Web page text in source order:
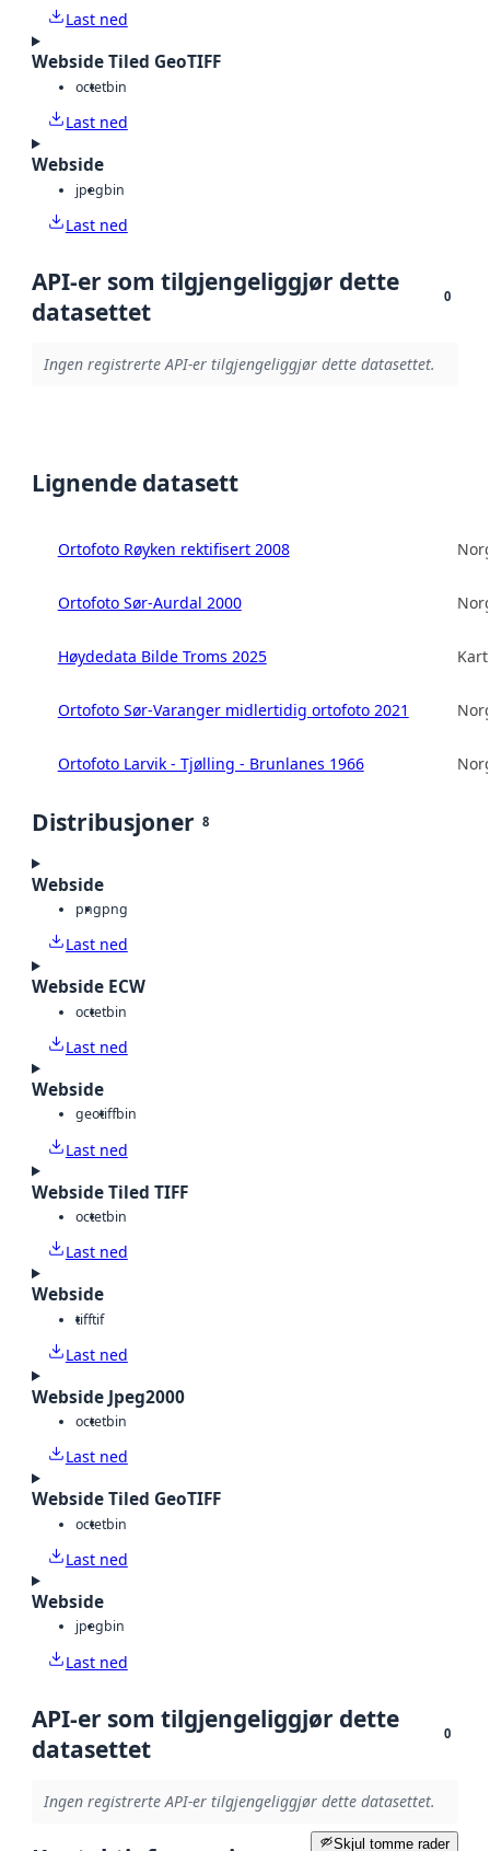
Last ned
Webside Tiled GeoTIFF
octetbin
Last ned
Webside
jpegbin
Last ned
API-er som tilgjengeliggjør dette
datasettet
0
Ingen registrerte API-er tilgjengeliggjør dette datasettet.
Lignende datasett
Ortofoto Røyken rektifisert 2008
Ortofoto Sør-Aurdal 2000
Høydedata Bilde Troms 2025
Ortofoto Sør-Varanger midlertidig ortofoto 2021
Ortofoto Larvik - Tjølling - Brunlanes 1966
Distribusjoner 8
Webside
pngpng
Last ned
Webside ECW
octetbin
Last ned
Webside
geotiffbin
Last ned
Webside Tiled TIFF
octetbin
Last ned
Webside
tifftif
Last ned
Webside Jpeg2000
octetbin
Last ned
Webside Tiled GeoTIFF
octetbin
Last ned
Webside
jpegbin
Last ned
API-er som tilgjengeliggjør dette
datasettet
0
Ingen registrerte API-er tilgjengeliggjør dette datasettet.
Skjul tomme rader